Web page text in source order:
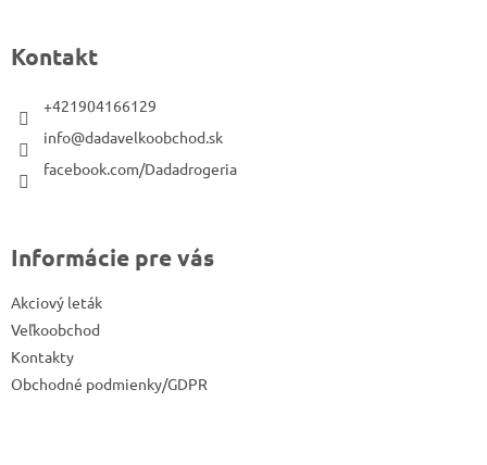
p
äKontakt
+421904166129
info@dadavelkoobchod.sk
facebook.com/Dadadrogeria
Informácie pre vás
Akciový leták
Veľkoobchod
Kontakty
Obchodné podmienky/GDPR